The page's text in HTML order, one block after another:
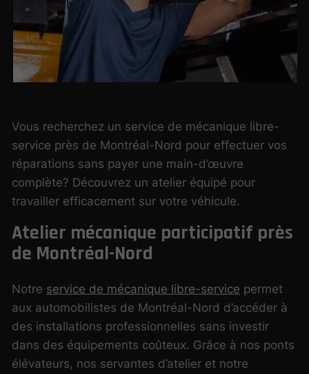
Vous recherchez un service de mécanique libre-
service près de Montréal-Nord pour effectuer vos
réparations sans payer une main-d’œuvre
complète? Découvrez un atelier équipé pour
travailler efficacement sur votre véhicule.
Atelier mécanique participatif près
de Montréal-Nord
Notre service de mécanique libre-service permet
aux automobilistes de Montréal-Nord d’accéder à
des installations professionnelles sans investir
dans des équipements coûteux. Grâce à nos ponts
élévateurs, nos servantes d’atelier et notre